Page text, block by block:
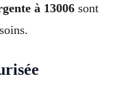
à 13006 sont